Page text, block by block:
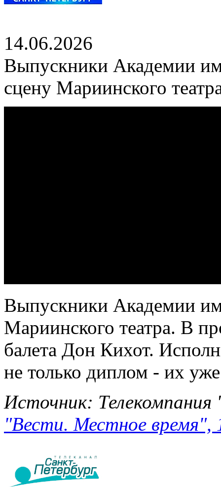
14.06.2026
Выпускники Академии
сцену Мариинского
Выпускники Академии
Мариинского театра. В
балета Дон Кихот.
не только диплом - их
Источник:
"Вести. Местное время",